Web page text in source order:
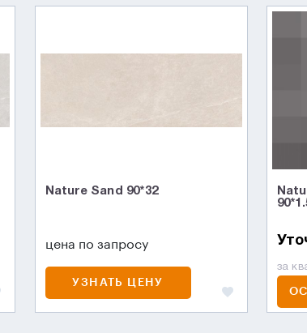
Nature Sand 90*32
цена по запросу
УЗНАТЬ ЦЕНУ
за